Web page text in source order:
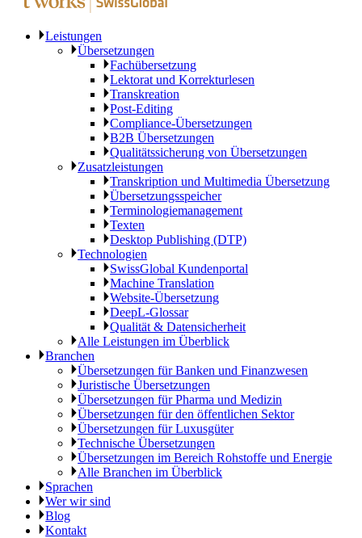
Leistungen
Übersetzungen
Fachübersetzung
Lektorat und Korrekturlesen
Transkreation
Post-Editing
Compliance-Übersetzungen
B2B Übersetzungen
Qualitätssicherung von Übersetzungen
Zusatzleistungen
Transkription und Multimedia Übersetzung
Übersetzungsspeicher
Terminologiemanagement
Texten
Desktop Publishing (DTP)
Technologien
SwissGlobal Kundenportal
Machine Translation
Website-Übersetzung
DeepL-Glossar
Qualität & Datensicherheit
Alle Leistungen im Überblick
Branchen
Übersetzungen für Banken und Finanzwesen
Juristische Übersetzungen
Übersetzungen für Pharma und Medizin
Übersetzungen für den öffentlichen Sektor
Übersetzungen für Luxusgüter
Technische Übersetzungen
Übersetzungen im Bereich Rohstoffe und Energie
Alle Branchen im Überblick
Sprachen
Wer wir sind
Blog
Kontakt